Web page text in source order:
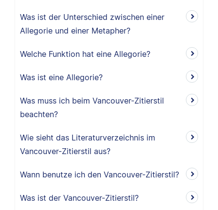
Was ist der Unterschied zwischen einer
Allegorie und einer Metapher?
Welche Funktion hat eine Allegorie?
Was ist eine Allegorie?
Was muss ich beim Vancouver-Zitierstil
beachten?
Wie sieht das Literaturverzeichnis im
Vancouver-Zitierstil aus?
Wann benutze ich den Vancouver-Zitierstil?
Was ist der Vancouver-Zitierstil?